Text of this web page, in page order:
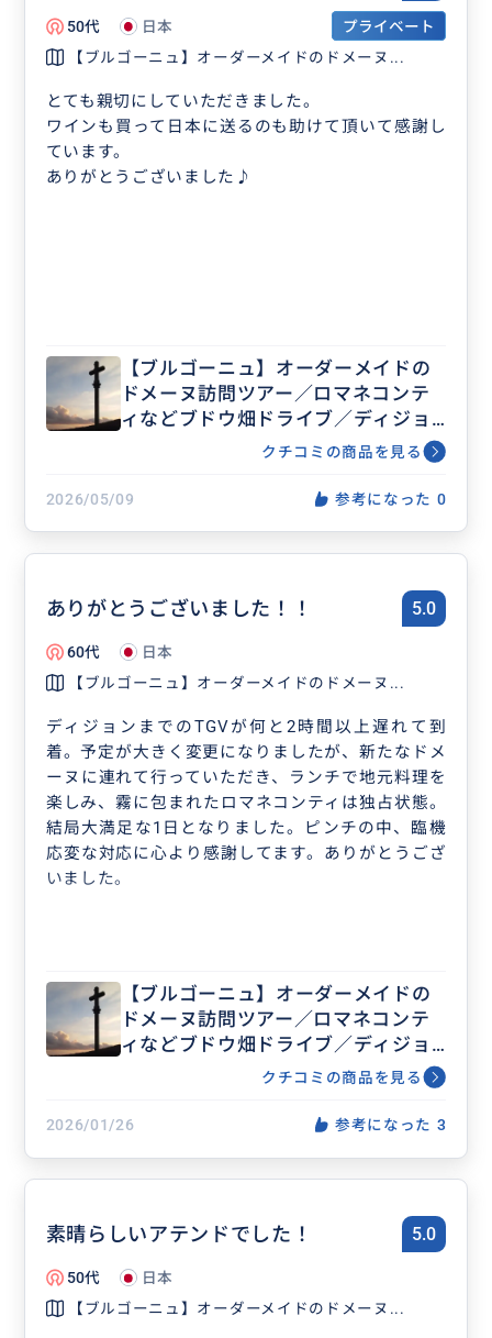
50代 日本
プライベート
【ブルゴーニュ】オーダーメイドのドメーヌ...
とても親切にしていただきました。
ワインも買って日本に送るのも助けて頂いて感謝し
ています。
ありがとうございました♪
【ブルゴーニュ】オーダーメイドの
ドメーヌ訪問ツアー／ロマネコンテ
ィなどブドウ畑ドライブ／ディジョ
ン・ボーヌ・小さな村など・歴史と
アート散策／ご希望に応じてアレン
ジ
クチコミの商品を見る
2026/05/09 参考になった 0
ありがとうございました！！ 5.0
60代
日本
【ブルゴーニュ】オーダーメイドのドメーヌ...
ディジョンまでのTGVが何と2時間以上遅れて到
着。予定が大きく変更になりましたが、新たなドメ
ーヌに連れて行っていただき、ランチで地元料理を
楽しみ、霧に包まれたロマネコンティは独占状態。
結局大満足な1日となりました。ピンチの中、臨機
応変な対応に心より感謝してます。ありがとうござ
いました。
【ブルゴーニュ】オーダーメイドの
ドメーヌ訪問ツアー／ロマネコンテ
ィなどブドウ畑ドライブ／ディジョ
ン・ボーヌ・小さな村など・歴史と
アート散策／ご希望に応じてアレン
ジ
クチコミの商品を見る
2026/01/26 参考になった 3
素晴らしいアテンドでした！ 5.0
50代
日本
【ブルゴーニュ】オーダーメイドのドメーヌ...